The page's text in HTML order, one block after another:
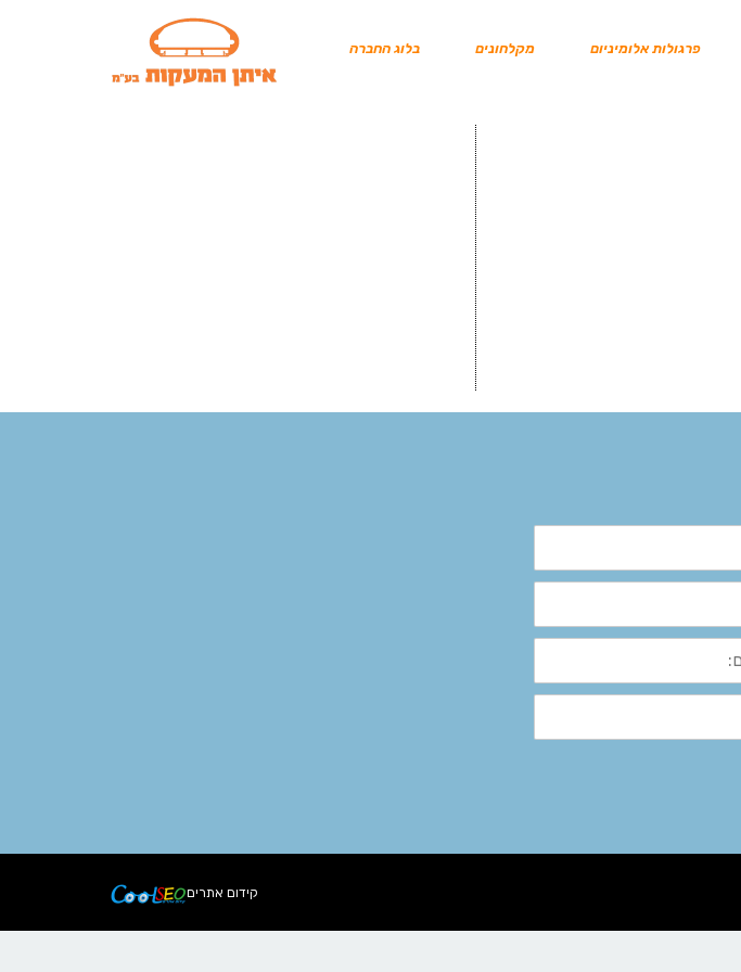
פרגולות אלומיניום מקלחונים בלוג החברה
קידום אתרים